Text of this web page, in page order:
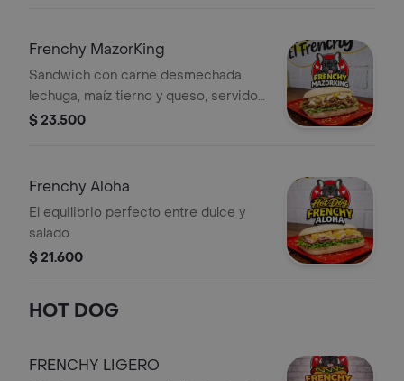
Frenchy MazorKing
Sandwich con carne desmechada,
lechuga, maíz tierno y queso, servido
en pan crujiente.
$ 23.500
Frenchy Aloha
El equilibrio perfecto entre dulce y
salado.
$ 21.600
HOT DOG
FRENCHY LIGERO